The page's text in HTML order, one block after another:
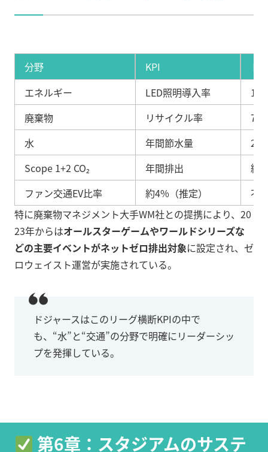
分野 KPI
ド
エネルギー
LED照明導入率
廃棄物
リサイクル率
水
年間節水量
Scope 1+2 CO₂
年間排出
約
ファン交通EV比率
約4%（推定）
不
特に廃棄物マネジメント大手WM社との提携により、20
23年からはオールスターゲームやワールドシリーズな
どの主要イベントがネットゼロ排出対象に設定され、ゼ
ロウェイスト運営が実施されている。
ドジャースはこのリーグ横断KPIの中で
も、“水”と“交通”の分野で明確にリーダーシッ
プを発揮している。
第6章：スタジアムのサステ